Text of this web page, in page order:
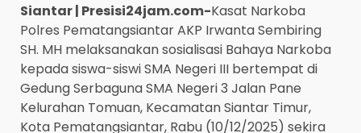
Siantar | Presisi24jam.com-Kasat Narkoba
Polres Pematangsiantar AKP Irwanta Sembiring
SH. MH melaksanakan sosialisasi Bahaya Narkoba
kepada siswa-siswi SMA Negeri III bertempat di
Gedung Serbaguna SMA Negeri 3 Jalan Pane
Kelurahan Tomuan, Kecamatan Siantar Timur,
Kota Pematangsiantar, Rabu (10/12/2025) sekira